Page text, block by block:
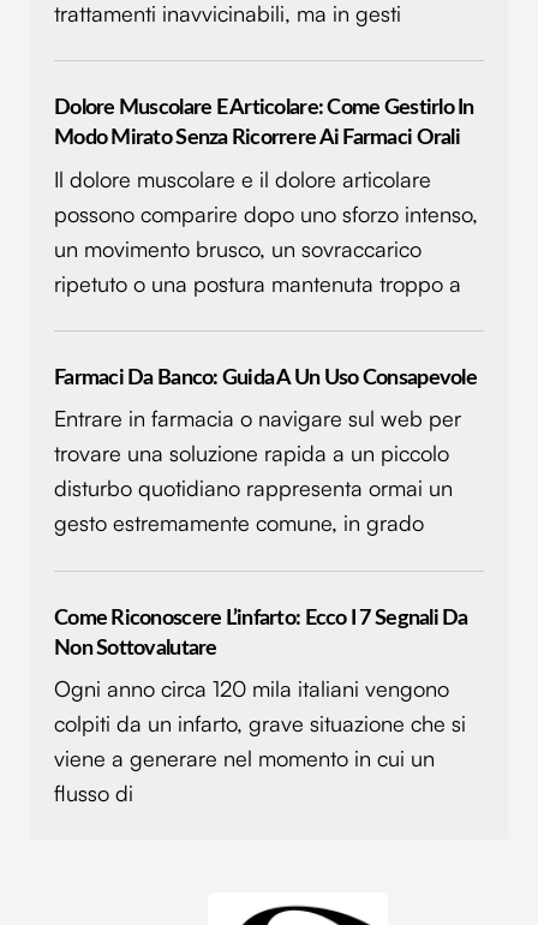
dalla Dichiarazione sui cookie.
annunci, per fornire funzionalità dei social media e per
analizzare il nostro traffico. Condividiamo inoltre
informazioni sul modo in cui utilizzi il nostro sito con i
pubblicità e social media, i quali potrebbero combinarle
con altre informazioni che hai fornito loro o che hanno
raccolto dal tuo utilizzo dei loro servizi.
trattamenti inavvicinabili, ma in gesti
Dolore Muscolare E Articolare: Come Gestirlo In
Modo Mirato Senza Ricorrere Ai Farmaci Orali
Il dolore muscolare e il dolore articolare
possono comparire dopo uno sforzo intenso,
un movimento brusco, un sovraccarico
ripetuto o una postura mantenuta troppo a
Farmaci Da Banco: Guida A Un Uso Consapevole
Entrare in farmacia o navigare sul web per
trovare una soluzione rapida a un piccolo
disturbo quotidiano rappresenta ormai un
gesto estremamente comune, in grado
Come Riconoscere L’infarto: Ecco I 7 Segnali Da
Non Sottovalutare
Ogni anno circa 120 mila italiani vengono
colpiti da un infarto, grave situazione che si
viene a generare nel momento in cui un
flusso di